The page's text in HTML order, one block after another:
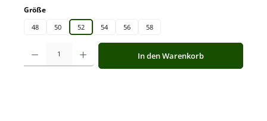
Größeauswählen
48 50 52 54 56 58
Produkt Anzahl: Gib den gewünschten Wert ein oder benutze die
In den Warenkorb